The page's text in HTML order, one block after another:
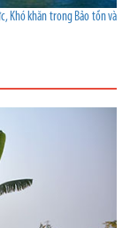
Khó khăn trong Bảo tồn và